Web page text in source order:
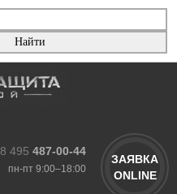
8 495 487-00-44
пн-пт 9:00–18:00
ЗАЯВКА
ONLINE